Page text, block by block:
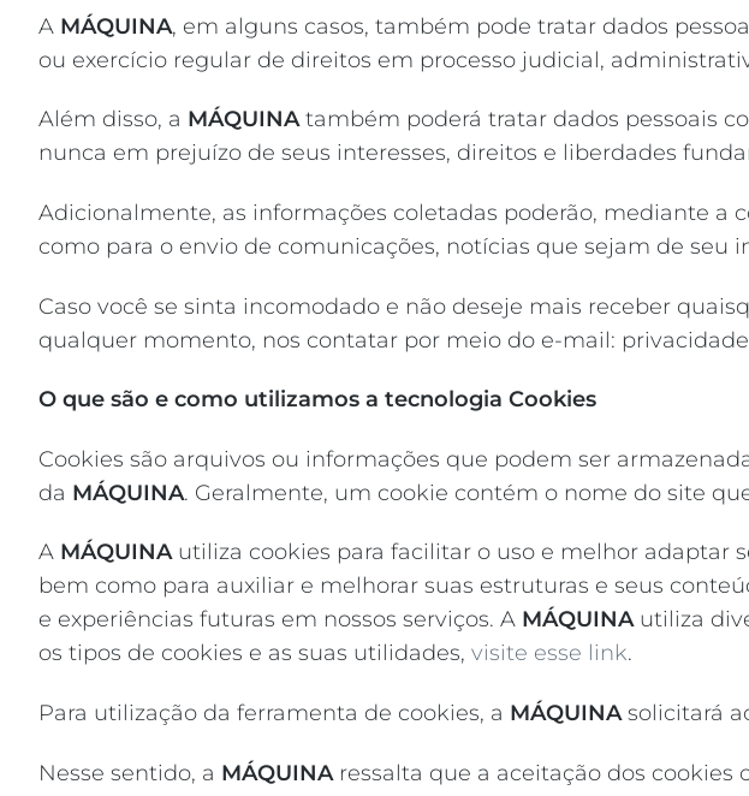
A MÁQUINA, em alguns casos, também pode tratar dados
ou exercício regular de direitos em processo judicial,
Além disso, a MÁQUINA também poderá tratar dados pessoais
nunca em prejuízo de seus interesses, direitos e liberdades
Adicionalmente, as informações coletadas poderão, mediante a
como para o envio de comunicações, notícias que sejam de seu
Caso você se sinta incomodado e não deseje mais receber
qualquer momento, nos contatar por meio do e-mail:
O que são e como utilizamos a tecnologia Cookies
Cookies são arquivos ou informações que podem ser
da MÁQUINA. Geralmente, um cookie contém o nome do site
A MÁQUINA utiliza cookies para facilitar o uso e melhor adaptar
bem como para auxiliar e melhorar suas estruturas e seus
e experiências futuras em nossos serviços. A MÁQUINA utiliza
os tipos de cookies e as suas utilidades, visite esse link.
Para utilização da ferramenta de cookies, a MÁQUINA solicitará
Nesse sentido, a MÁQUINA ressalta que a aceitação dos